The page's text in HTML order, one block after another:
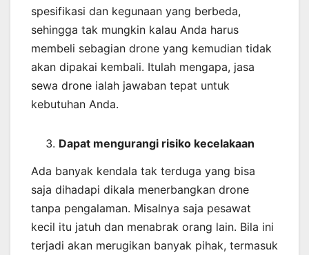
spesifikasi dan kegunaan yang berbeda,
sehingga tak mungkin kalau Anda harus
membeli sebagian drone yang kemudian tidak
akan dipakai kembali. Itulah mengapa, jasa
sewa drone ialah jawaban tepat untuk
kebutuhan Anda.
Dapat mengurangi risiko kecelakaan
Ada banyak kendala tak terduga yang bisa
saja dihadapi dikala menerbangkan drone
tanpa pengalaman. Misalnya saja pesawat
kecil itu jatuh dan menabrak orang lain. Bila ini
terjadi akan merugikan banyak pihak, termasuk